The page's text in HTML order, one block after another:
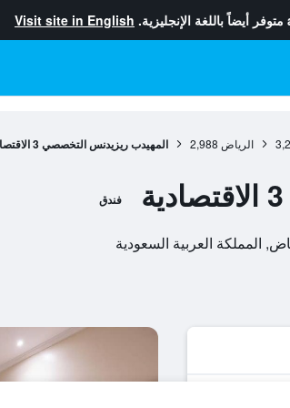
متوفر أيضاً باللغة الإنجليزية. Visit site in English
الرياض 2,988 المهيدب ريزيدنس التخصصي 3 الاقتصادية
فندق